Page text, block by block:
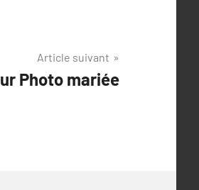
Article suivant
Photo mariée